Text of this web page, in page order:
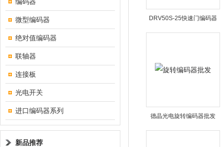
微型编码器
绝对值编码器
联轴器
连接板
光电开关
进口编码器系列
新品推荐
DRV50S-25快速门编码器
DRV50S
德晶光电旋转编码器批发